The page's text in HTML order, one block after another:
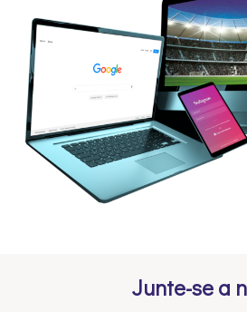
Junte-se a